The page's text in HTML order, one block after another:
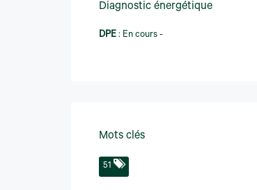
Diagnostic énergétique
DPE : En cours -
Mots clés
51